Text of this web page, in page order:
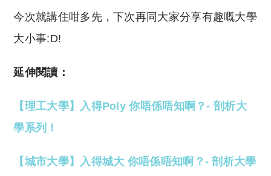
今次就講住咁多先，下次再同大家分享有趣嘅大學
大小事:D!
延伸閱讀：
【理工大學】入得Poly 你唔係唔知啊？- 剖析大
學系列！
【城市大學】入得城大 你唔係唔知啊？- 剖析大學